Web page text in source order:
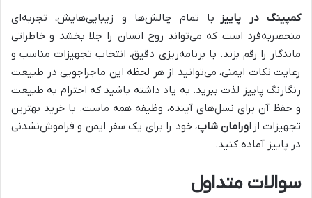
کمپینگ در پاییز با تمام چالش‌ها و زیبایی‌هایش، تجربه‌ای
منحصربه‌فرد است که می‌تواند روح انسان را جلا بخشد و خاطراتی
ماندگار را رقم بزند. با برنامه‌ریزی دقیق، انتخاب تجهیزات مناسب و
رعایت نکات ایمنی، می‌توانید از هر لحظه این ماجراجویی در طبیعت
رنگارنگ پاییز لذت ببرید. به یاد داشته باشید که احترام به طبیعت
و حفظ آن برای نسل‌های آینده، وظیفه همه ماست. با خرید بهترین
تجهیزات از اورامان شاپ، خود را برای یک سفر ایمن و فراموش‌نشدنی
در پاییز آماده کنید.
سوالات متداول